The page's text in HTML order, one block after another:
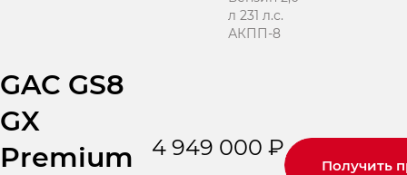
л 231 л.с.
АКПП-8
GAC GS8
GX
Premium
4 949 000 ₽
Получить